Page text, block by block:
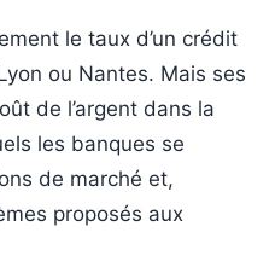
le taux d’un crédit
ou Nantes. Mais ses
de l’argent dans la
les banques se
de marché et,
proposés aux